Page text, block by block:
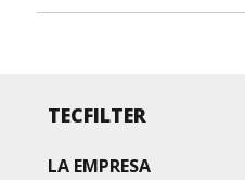
TECFILTER
LA EMPRESA